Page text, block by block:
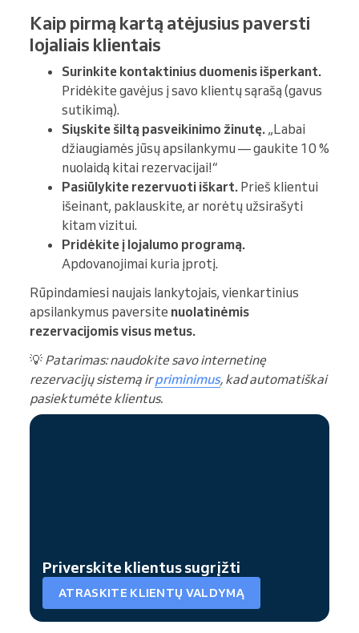
Kaip pirmą kartą atėjusius paversti
lojaliais klientais
Surinkite kontaktinius duomenis išperkant.
Pridėkite gavėjus į savo klientų sąrašą (gavus
sutikimą).
Siųskite šiltą pasveikinimo žinutę. „Labai
džiaugiamės jūsų apsilankymu — gaukite 10 %
nuolaidą kitai rezervacijai!“
Pasiūlykite rezervuoti iškart. Prieš klientui
išeinant, paklauskite, ar norėtų užsirašyti
kitam vizitui.
Pridėkite į lojalumo programą.
Apdovanojimai kuria įprotį.
Rūpindamiesi naujais lankytojais, vienkartinius
apsilankymus paversite nuolatinėmis
rezervacijomis visus metus.
💡 Patarimas: naudokite savo internetinę
rezervacijų sistemą irpriminimus, kad automatiškai
pasiektumėte klientus.
Priverskite klientus sugrįžti
ATRASKITE KLIENTŲ VALDYMĄ